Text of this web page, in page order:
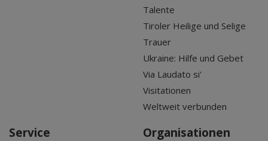
Talente
Tiroler Heilige und Selige
Trauer
Ukraine: Hilfe und Gebet
Via Laudato si'
Visitationen
Weltweit verbunden
Service
Organisationen